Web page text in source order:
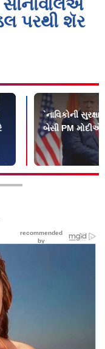
સોનોવાલેએ
પરથી શૅર
`નાવિકોની
બેસી PM મોદીએ